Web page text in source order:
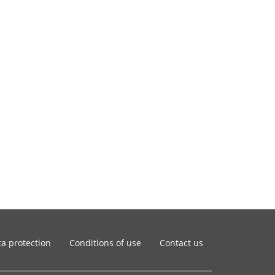
protection Conditions of use Contact us